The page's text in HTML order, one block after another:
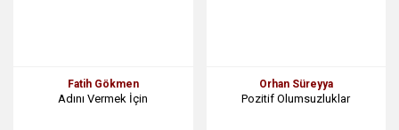
Fatih Gökmen
Adını Vermek İçin
Orhan Süreyya
Pozitif Olumsuzluklar